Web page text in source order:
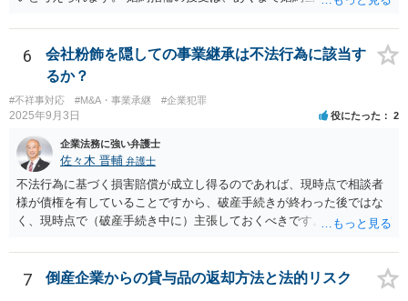
ます。ご不安な気持ちを解消するために、法律事務所にご相談に赴く
ことを検討されても良いでしょう。
貴社は、その贈与契約の当事者ではありません。したがって、仮に女
性が返金義務を負う場合であっても、貴社が返金義務を負う法的根拠
は見当たりません。 また、国際結婚の仲介契約に関する裁判例では、
会員の個人的な理由による破談で追加的に発生した費用は会員自身が
負担すべきであり、仲介業者に責任がない限り、成婚料の支払いを拒
絶することはできないと判断されています。この裁判例は、仲介業者
の責任範囲が、会員間の個人的な問題とは切り離して考えられること
を示唆しており、本件でも同様に、指輪の返還が貴社の責任範囲外の
問題であると主張する上で参考になります。 2. 今後の対応について
相手方代理人に対し、内容証明郵便などで書面にて貴社の見解を明確
に伝えることが重要です。その書面には、以下の内容を盛り込むこと
が考えられます。 成婚料について: 円満な解決を優先する観点から、
経営判断として返金に応じる意向であることを伝える（ただし、法的
には上記の裁判例のように、貴社に返金義務は無いと判断される可能
性が高いと思われます。）。 指輪代金について: 前述の通り、男性会
6
会社粉飾を隠しての事業継承は不法行為に該当す
るか？
#不祥事対応 #M&A・事業承継 #企業犯罪
2025年9月3日 役にたった 2
企業法務に強い弁護士
佐々木 晋輔 弁護士
不法行為に基づく損害賠償が成立し得るのであれば、現時点で相談者
様が債権を有していることですから、破産手続きが終わった後ではな
く、現時点で（破産手続き中に）主張しておくべきです。 また、「会
という点について、破産する親会社から子会社に対して何らかの請求
の余地があるかもしれませんので、裁判所（破産管財人）に具体的な
状況を説明しておくべきだと思います。 上記に関しては、相談者様か
7 倒産企業からの貸与品の返却方法と法的リスク